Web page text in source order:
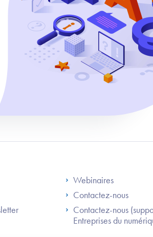
Footer Right
Webinaires
Contactez-nous
Contactez-nous
Entreprises du